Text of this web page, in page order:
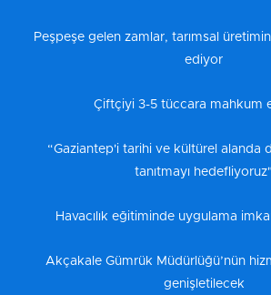
Peşpeşe gelen zamlar, tarımsal
ediyor
Çiftçiyi 3-5 tüccara mahkum
“Gaziantep'i tarihi ve kültürel alanda
tanıtmayı hedefliyoruz"
Havacılık eğitiminde uygulama
Akçakale Gümrük Müdürlüğü’nün
genişletilecek